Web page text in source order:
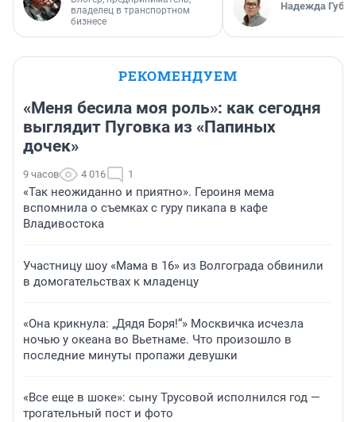
владелец в транспортном
бизнесе
Надежда
РЕКОМЕНДУЕМ
«Меня бесила моя роль»: как сегодня
выглядит Пуговка из «Папиных
дочек»
9 часов 4 016 1
«Так неожиданно и приятно». Героиня мема
вспомнила о съемках с гуру пикапа в кафе
Владивостока
Участницу шоу «Мама в 16» из Волгограда обвинили
в домогательствах к младенцу
«Она крикнула: „Дядя Боря!“» Москвичка исчезла
ночью у океана во Вьетнаме. Что произошло в
последние минуты пропажи девушки
«Все еще в шоке»: сыну Трусовой исполнился год —
трогательный пост и фото